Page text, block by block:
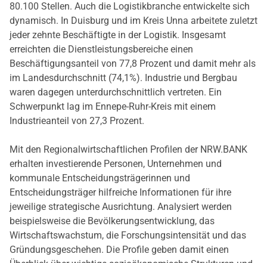
80.100 Stellen. Auch die Logistikbranche entwickelte sich
dynamisch. In Duisburg und im Kreis Unna arbeitete zuletzt
jeder zehnte Beschäftigte in der Logistik. Insgesamt
erreichten die Dienstleistungsbereiche einen
Beschäftigungsanteil von 77,8 Prozent und damit mehr als
im Landesdurchschnitt (74,1%). Industrie und Bergbau
waren dagegen unterdurchschnittlich vertreten. Ein
Schwerpunkt lag im Ennepe-Ruhr-Kreis mit einem
Industrieanteil von 27,3 Prozent.
Mit den Regionalwirtschaftlichen Profilen der NRW.BANK
erhalten investierende Personen, Unternehmen und
kommunale Entscheidungsträgerinnen und
Entscheidungsträger hilfreiche Informationen für ihre
jeweilige strategische Ausrichtung. Analysiert werden
beispielsweise die Bevölkerungsentwicklung, das
Wirtschaftswachstum, die Forschungsintensität und das
Gründungsgeschehen. Die Profile geben damit einen